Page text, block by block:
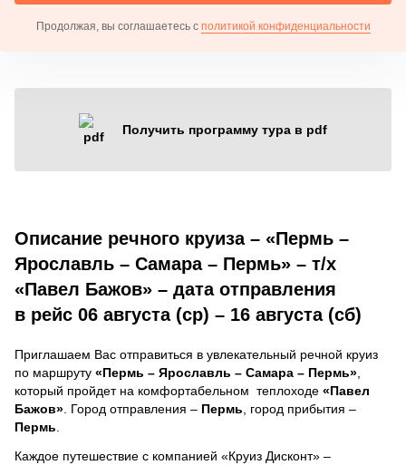
Продолжая, вы соглашаетесь с политикой конфиденциальности
Получить программу тура в pdf
Описание речного круиза – «Пермь –
Ярославль – Самара – Пермь» – т/х
«Павел Бажов» – дата отправления
в рейс 06 августа (ср) – 16 августа (сб)
Приглашаем Вас отправиться в увлекательный речной круиз
по маршруту «Пермь – Ярославль – Самара – Пермь»
который пройдет на комфортабельном теплоходе «Павел
Бажов» . Город отправления – Пермь , город прибытия –
Пермь
Каждое путешествие с компанией «Круиз Дисконт» –